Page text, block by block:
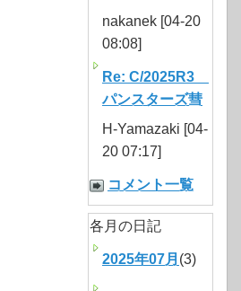
nakanek [04-20
08:08]
Re: C/2025R3
パンスターズ彗
H-Yamazaki [04-
20 07:17]
コメント一覧
各月の日記
2025年07月 (3)